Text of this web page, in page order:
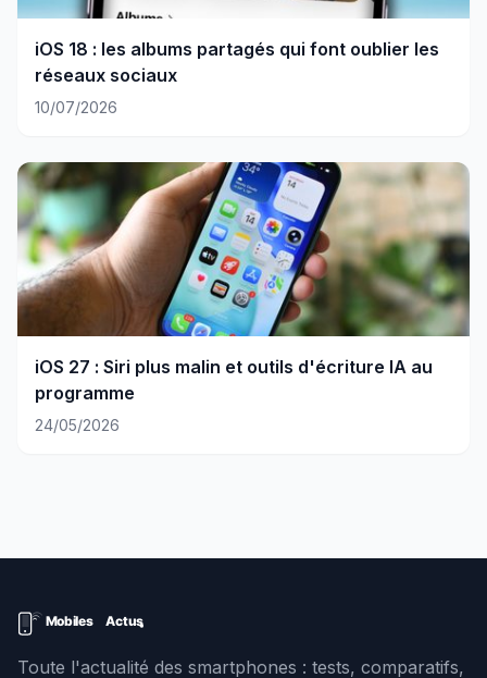
iOS 18 : les albums partagés qui font oublier les
réseaux sociaux
10/07/2026
iOS 27 : Siri plus malin et outils d'écriture IA au
programme
24/05/2026
Toute l'actualité des smartphones : tests, comparatifs,